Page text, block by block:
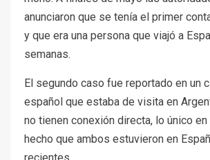
anunciaron que se tenía el primer
y que era una persona que viajó a
semanas.
El segundo caso fue reportado en un
español que estaba de visita en
no tienen conexión directa, lo único
hecho que ambos estuvieron en